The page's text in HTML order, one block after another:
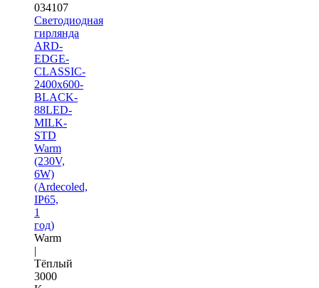
034107
Светодиодная
гирлянда
ARD-
EDGE-
CLASSIC-
2400x600-
BLACK-
88LED-
MILK-
STD
Warm
(230V,
6W)
(Ardecoled,
IP65,
1
год)
Warm
|
Тёплый
3000